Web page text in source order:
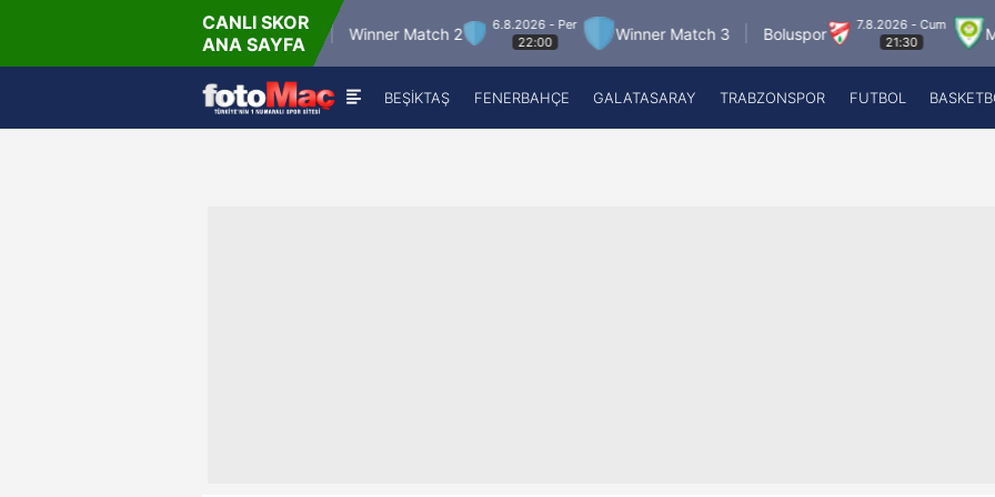
CANLI SKOR
ANA SAYFA
Winner Match 12 Winner Match 2
6.8.2026 - Per
22:00
Winner Match 3 Boluspor
7.8.2026 - Cum
21:30
Manisa
BEŞİKTAŞ FENERBAHÇE GALATASARAY TRABZONSPOR FUTBOL